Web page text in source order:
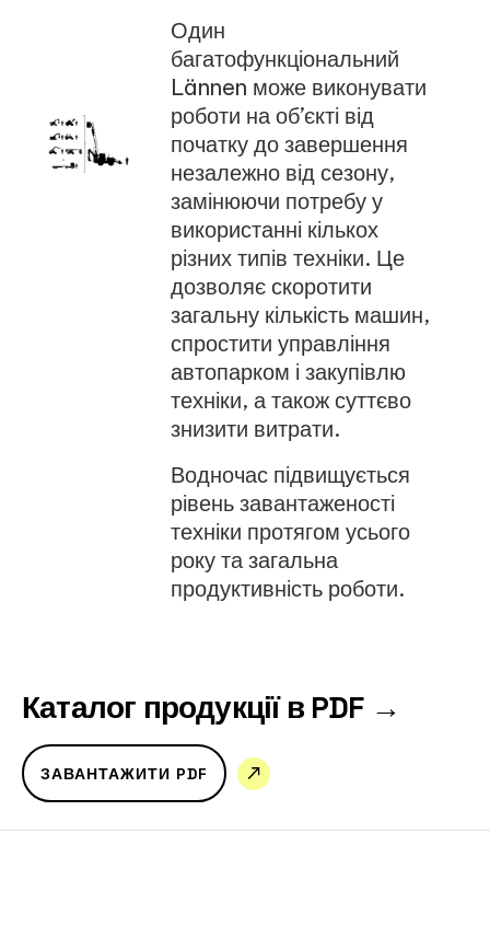
Один
багатофункціональний
Lännen може виконувати
роботи на об’єкті від
початку до завершення
незалежно від сезону,
замінюючи потребу у
використанні кількох
різних типів техніки. Це
дозволяє скоротити
загальну кількість машин,
спростити управління
автопарком і закупівлю
техніки, а також суттєво
знизити витрати.
Водночас підвищується
рівень завантаженості
техніки протягом усього
року та загальна
продуктивність роботи.
Каталог продукції в PDF →
ЗАВАНТАЖИТИ PDF